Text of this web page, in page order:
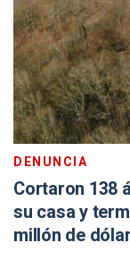
DENUNCIA
Cortaron 138
su casa y
millón de